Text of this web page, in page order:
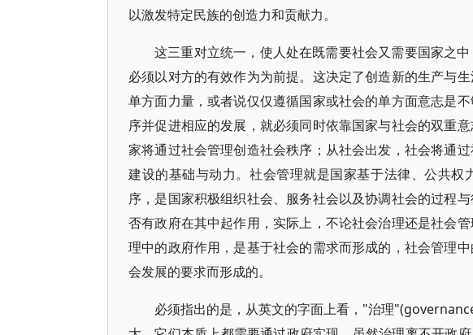
以激发特定民族的创造力和贡献力。
这三重对立统一，使人处在既需要社会又需要国家之
必须以对方的有效作为为前提。这决定了创造新的生产与
单方面力量，或者说仅仅遵循国家或社会的单方面意志是
序并促进相应的发展，就必须同时依靠国家与社会的双重
家将通过社会管理创造社会秩序；从社会出发，社会将通
建设的基础与动力。社会管理就是国家基于法律、公共
序，是国家积极组织社会、服务社会以及协调社会的过程
否有政府在其中起作用，实际上，不论社会治理还是社会
理中的政府作用，是基于社会的需求而形成的，社会管理
会发展的要求而形成的。
必须指出的是，从英文的字面上看，"治理